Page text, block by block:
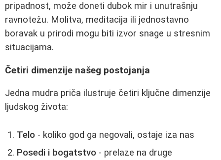
pripadnost, može doneti dubok mir i unutrašnju
ravnotežu. Molitva, meditacija ili jednostavno
boravak u prirodi mogu biti izvor snage u stresnim
situacijama.
Četiri dimenzije našeg postojanja
Jedna mudra priča ilustruje četiri ključne dimenzije
ljudskog života:
Telo - koliko god ga negovali, ostaje iza nas
Posedi i bogatstvo - prelaze na druge